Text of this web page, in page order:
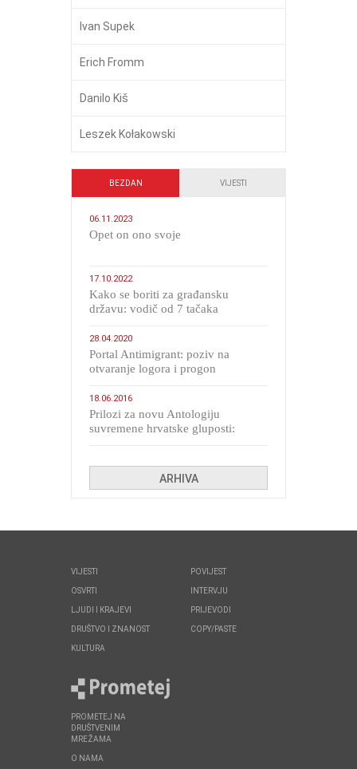
Ivan Supek
Erich Fromm
Danilo Kiš
Leszek Kołakowski
BEZDAN VIJESTI
06.11.2023
​Opet on ono svoje
17.10.2022
Kako se boriti za građansku
državu: vodič od 7 tačaka
28.04.2020
Portal Antimigrant: poziv na
otvaranje logora i progon
18.06.2016
Prilozi za novu Antologiju
suvremene hrvatske gluposti:
ARHIVA
VIJESTI
OSVRTI
LJUDI I KRAJEVI
DRUŠTVO I ZNANOST
KULTURA
POVIJEST
INTERVJU
PRIJEVODI
COPY/PASTE
PROMETEJ NA
DRUŠTVENIM
MREŽAMA
O NAMA